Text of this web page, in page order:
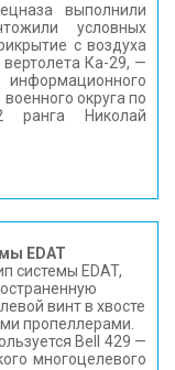
выполнили
условных
с воздуха
Ка-29, —
округа по
ранга Николай
EDAT
системы EDAT,
винт в хвосте
пропеллерами.
Bell 429 —
многоцелевого